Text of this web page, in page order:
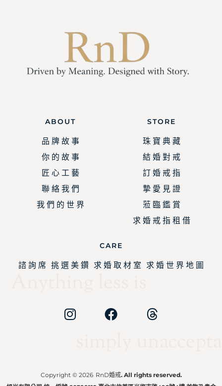
ABOUT
品 牌 故 事
你 的 故 事
匠 心 工 藝
聯 絡 我 們
我 們 的 世 界
STORE
珠 寶 典 藏
結 婚 對 戒
訂 婚 戒 指
摯 愛 見 證
蒞 臨 鑑 賞
求 婚 戒 指 租 借
CARE
諮 詢 席 挑 選 美 鑽 求 婚 取 材 室 求 婚 世 界 地 圖
Copyright © 2026 RnD婚戒. All rights reserved.